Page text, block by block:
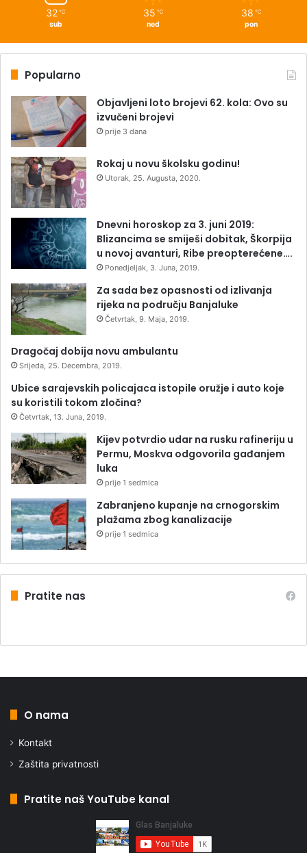
32 ℃
sub
35 ℃
ned
38 ℃
pon
Popularno
Objavljeni loto brojevi 62. kola: Ovo su
izvučeni brojevi
prije 3 dana
Rokaj u novu školsku godinu!
Utorak, 25. Augusta, 2020.
Dnevni horoskop za 3. juni 2019:
Blizancima se smiješi dobitak, Škorpija
u novoj avanturi, Ribe preopterećene….
Ponedjeljak, 3. Juna, 2019.
Za sada bez opasnosti od izlivanja
rijeka na području Banjaluke
Četvrtak, 9. Maja, 2019.
Dragočaj dobija novu ambulantu
Srijeda, 25. Decembra, 2019.
Ubice sarajevskih policajaca istopile oružje i auto koje
su koristili tokom zločina?
Četvrtak, 13. Juna, 2019.
Kijev potvrdio udar na rusku rafineriju u
Permu, Moskva odgovorila gađanjem
luka
prije 1 sedmica
Zabranjeno kupanje na crnogorskim
plažama zbog kanalizacije
prije 1 sedmica
Pratite nas
O nama
Kontakt
Zaštita privatnosti
Pratite naš YouTube kanal